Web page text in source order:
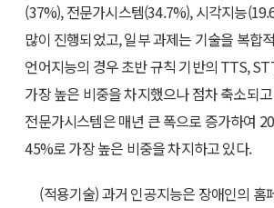
(37%), 전문가시스템(34.7%), 시각지능
많이 진행되었고, 일부 과제는 기술을 복합
언어지능의 경우 초반 규칙 기반의 TTS,
가장 높은 비중을 차지했으나 점차 축소되
전문가시스템은 매년 큰 폭으로 증가하여
45%로 가장 높은 비중을 차지하고 있다.
(적용기술) 과거 인공지능은 장애인의 홈